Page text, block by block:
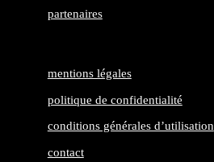
partenaires
mentions légales
politique de confidentialité
conditions générales d’utilisation
contact